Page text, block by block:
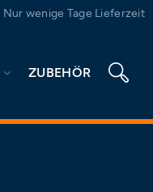
Nur wenige Tage Lieferzeit
ZUBEHÖR